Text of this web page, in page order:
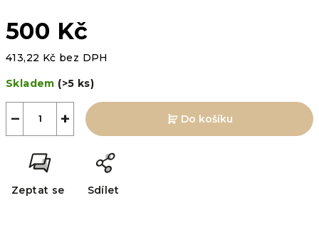
500 Kč
413,22 Kč bez DPH
cena:
Skladem (>5 ks)
+
− Do košíku
Zeptat se Sdílet